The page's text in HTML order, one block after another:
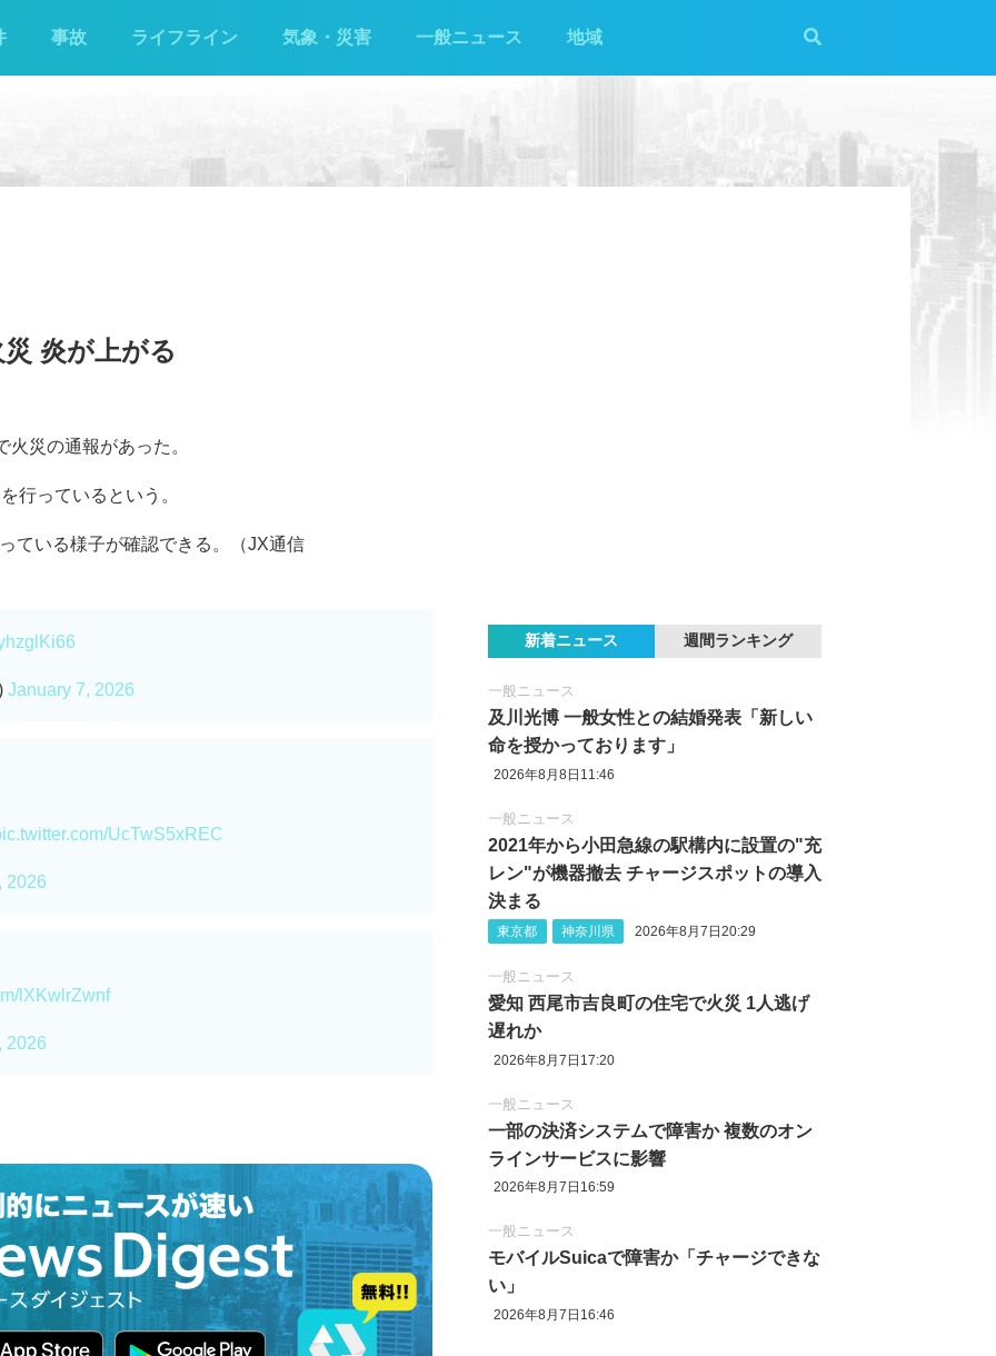
事故 ライフライン 気象・災害 一般ニュース 地域
炎が上がる
災の通報があった。
行っているという。
ている様子が確認できる。（JX通信
January 7, 2026
UcTwS5xREC
2026
lXKwlrZwnf
2026
新着ニュース 週間ランキング
一般ニュース
及川光博 一般女性との結婚発表「新しい
命を授かっております」
2026年8月8日11:46
一般ニュース
2021年から小田急線の駅構内に設置の"充
レン"が機器撤去 チャージスポットの導入
決まる
東京都 神奈川県 2026年8月7日20:29
一般ニュース
愛知 西尾市吉良町の住宅で火災 1人逃げ
遅れか
2026年8月7日17:20
一般ニュース
一部の決済システムで障害か 複数のオン
ラインサービスに影響
2026年8月7日16:59
一般ニュース
モバイルSuicaで障害か「チャージできな
い」
2026年8月7日16:46